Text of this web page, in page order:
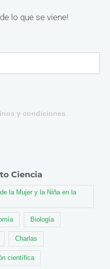
lo que se viene!
y condiciones
Ciencia
la Mujer y la Niña en la
Biología
Charlas
científica